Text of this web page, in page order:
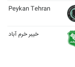
Peykan Tehran
خيبر خرم آباد